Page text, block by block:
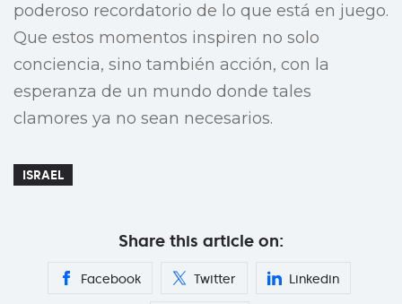
poderoso recordatorio de lo que está en juego.
Que estos momentos inspiren no solo
conciencia, sino también acción, con la
esperanza de un mundo donde tales
clamores ya no sean necesarios.
ISRAEL
Share this article on:
Facebook Twitter Linkedin